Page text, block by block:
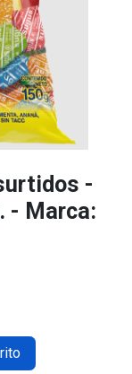
-
- Marca: